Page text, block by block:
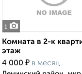
1
Комната в 2-к
этаж
4 000 ₽ в месяц